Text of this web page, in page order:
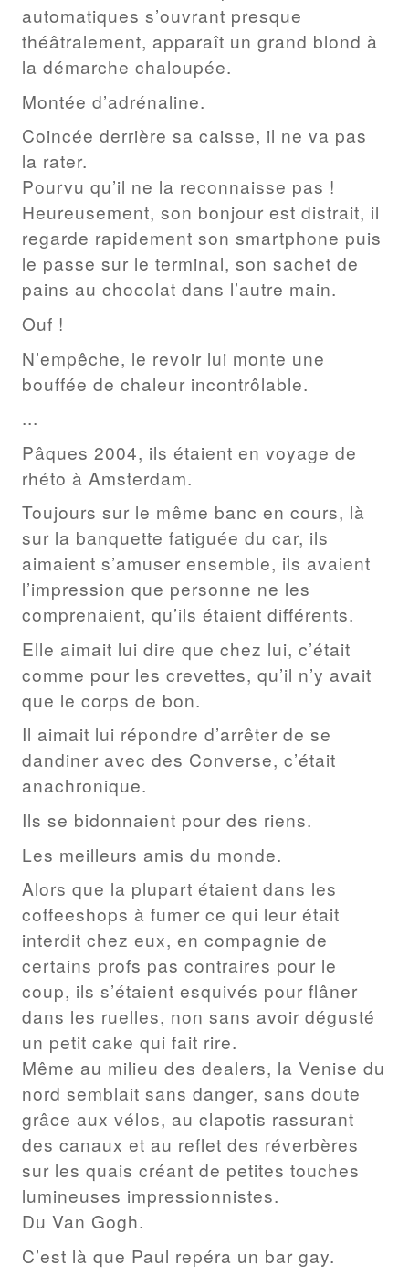
automatiques s’ouvrant presque
théâtralement, apparaît un grand blond à
la démarche chaloupée.
Montée d’adrénaline.
Coincée derrière sa caisse, il ne va pas
la rater.
Pourvu qu’il ne la reconnaisse pas !
Heureusement, son bonjour est distrait, il
regarde rapidement son smartphone puis
le passe sur le terminal, son sachet de
pains au chocolat dans l’autre main.
Ouf !
N’empêche, le revoir lui monte une
bouffée de chaleur incontrôlable.
...
Pâques 2004, ils étaient en voyage de
rhéto à Amsterdam.
Toujours sur le même banc en cours, là
sur la banquette fatiguée du car, ils
aimaient s’amuser ensemble, ils avaient
l’impression que personne ne les
comprenaient, qu’ils étaient différents.
Elle aimait lui dire que chez lui, c’était
comme pour les crevettes, qu’il n’y avait
que le corps de bon.
Il aimait lui répondre d’arrêter de se
dandiner avec des Converse, c’était
anachronique.
Ils se bidonnaient pour des riens.
Les meilleurs amis du monde.
Alors que la plupart étaient dans les
coffeeshops à fumer ce qui leur était
interdit chez eux, en compagnie de
certains profs pas contraires pour le
coup, ils s’étaient esquivés pour flâner
dans les ruelles, non sans avoir dégusté
un petit cake qui fait rire.
Même au milieu des dealers, la Venise du
nord semblait sans danger, sans doute
grâce aux vélos, au clapotis rassurant
des canaux et au reflet des réverbères
sur les quais créant de petites touches
lumineuses impressionnistes.
Du Van Gogh.
C’est là que Paul repéra un bar gay.